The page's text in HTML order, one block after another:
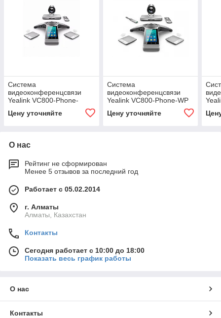
Система
видеоконференцсвязи
Yealink VC800-Phone-
Цену уточняйте
Система
видеоконференцсвязи
Yealink VC800-Phone-WP
Цену уточняйте
О нас
Рейтинг не сформирован
Менее 5 отзывов за последний год
Работает с 05.02.2014
г. Алматы
Алматы, Казахстан
Контакты
Сегодня работает с 10:00 до 18:00
Показать весь график работы
О нас
Контакты